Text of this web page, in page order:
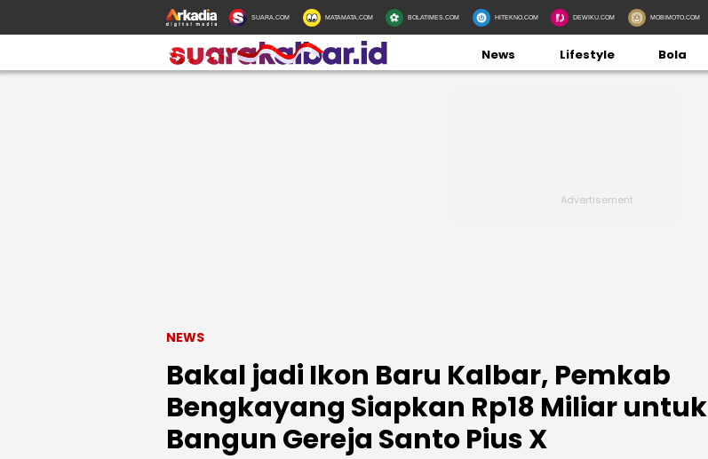
SUARA.COM MATAMATA.COM BOLATIMES.COM HITEKNO.COM DEWIKU.COM MOBIMOTO.COM
News Lifestyle Bola
NEWS
Bakal jadi Ikon Baru Kalbar, Pemkab
Bengkayang Siapkan Rp18 Miliar untuk
Bangun Gereja Santo Pius X